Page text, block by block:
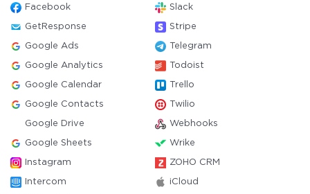
Facebook Slack
GetResponse Stripe
Google Ads Telegram
Google Analytics Todoist
Google Calendar Trello
Google Contacts Twilio
Google Drive Webhooks
Google Sheets Wrike
Instagram ZOHO CRM
Intercom iCloud